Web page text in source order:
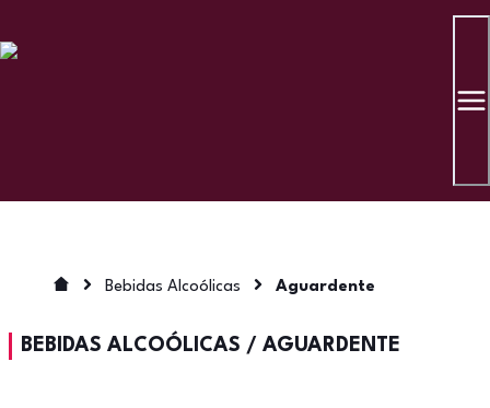
Bebidas Alcoólicas Aguardente
BEBIDAS ALCOÓLICAS / AGUARDENTE